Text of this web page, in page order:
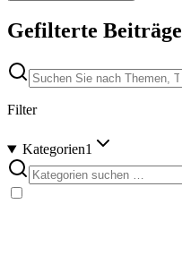
Gefilterte Beiträge
Filter
Kategorien1